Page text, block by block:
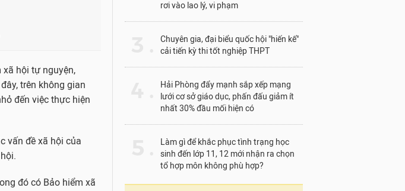
xã hội tự nguyện,
trên không gian
đến việc thực hiện
vấn đề xã hội của
đó có Bảo hiểm xã
rơi vào lao lý, vi phạm
Chuyên gia, đại biểu quốc hội "hiến kế"
cải tiến kỳ thi tốt nghiệp THPT
Hải Phòng đẩy mạnh sắp xếp mạng
lưới cơ sở giáo dục, phấn đấu giảm ít
nhất 30% đầu mối hiện có
Làm gì để khắc phục tình trạng học
sinh đến lớp 11, 12 mới nhận ra chọn
tổ hợp môn không phù hợp?